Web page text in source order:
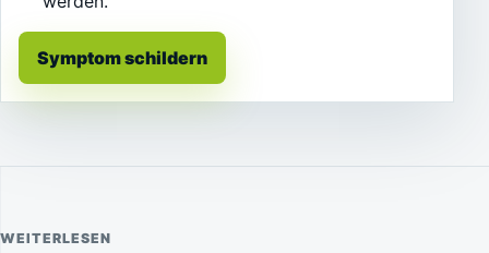
Symptom schildern
WEITERLESEN